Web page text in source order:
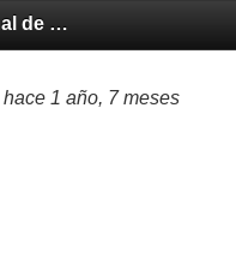
Reporte Semanal de Clima Espacial 2025-01-02
hace 1 año, 7 meses